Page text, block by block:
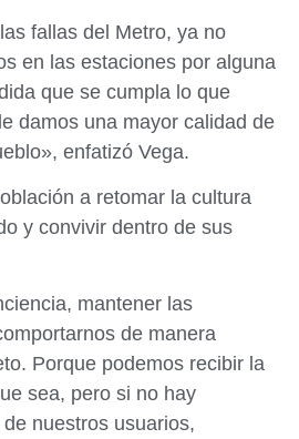
fallas del Metro, ya no
en las estaciones por alguna
que se cumpla lo que
damos una mayor calidad de
enfatizó Vega.
a retomar la cultura
y convivir dentro de sus
mantener las
de manera
Porque podemos recibir la
sea, pero si no hay
nuestros usuarios,